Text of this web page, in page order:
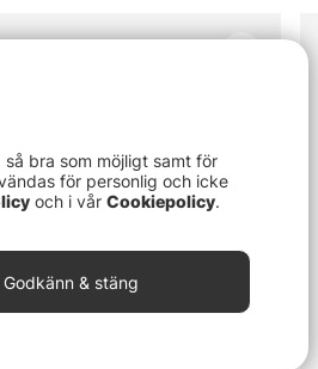
bra som möjligt samt för
för personlig och icke
och i vår Cookiepolicy.
Godkänn & stäng